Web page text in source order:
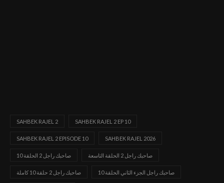
SAHBEK RAJEL 2 SAHBEK RAJEL 2 EP 10
SAHBEK RAJEL 2 EPISODE 10 SAHBEK RAJEL 2026
صاحبك راجل 2 الحلقة 10 صاحبك راجل 2 الحلقة التاسعة
صاحبك راجل 2 حلقة 10 كاملة صاحبك راجل الجزء الثاني الحلقة 10